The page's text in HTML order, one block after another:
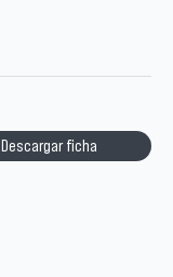
Descargar ficha
/Año: